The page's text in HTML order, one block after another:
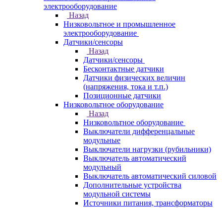
электрооборудование
Назад
Низковольтное и промышленное
электрооборудование
Датчики/сенсоры
Назад
Датчики/сенсоры
Бесконтактные датчики
Датчики физических величин
(напряжения, тока и т.п.)
Позиционные датчики
Низковольтное оборудование
Назад
Низковольтное оборудование
Выключатели дифференцальные
модульные
Выключатели нагрузки (рубильники)
Выключатель автоматический
модульный
Выключатель автоматический силовой
Дополнительные устройства
модульной системы
Источники питания, трансформаторы